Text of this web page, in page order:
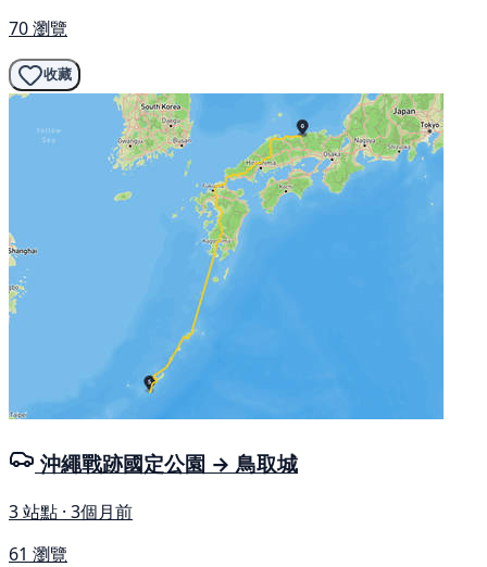
70 瀏覽
收藏
沖繩戰跡國定公園 → 鳥取城
3 站點 · 3個月前
61 瀏覽